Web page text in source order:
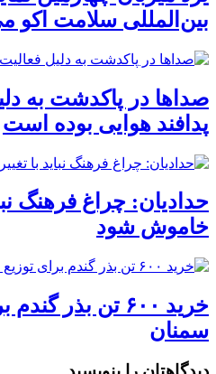
بین‌المللی سلامت اکو
صداها در پاکدشت به
پدافند هوایی بوده است
حدادیان: چراغ فرهنگ
خاموش شود
خرید ۶۰۰ تن بذر
سمنان